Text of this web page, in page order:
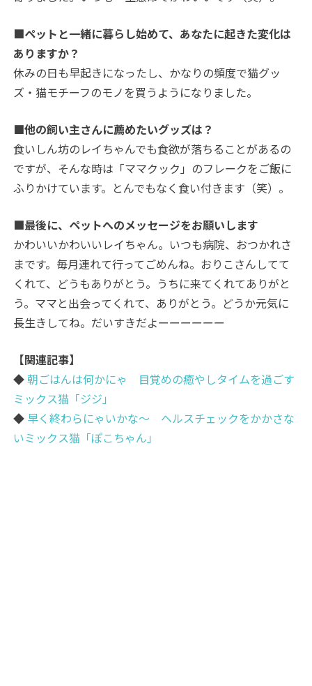
■ペットと一緒に暮らし始めて、あなたに起きた変化は
ありますか？
休みの日も早起きになったし、かなりの頻度で猫グッ
ズ・猫モチーフのモノを買うようになりました。
■他の飼い主さんに薦めたいグッズは？
食いしん坊のレイちゃんでも食欲が落ちることがあるの
ですが、そんな時は「ママクック」のフレークをご飯に
ふりかけています。とんでもなく食い付きます（笑）。
■最後に、ペットへのメッセージをお願いします
かわいいかわいいレイちゃん。いつも病院、おつかれさ
まです。毎月連れて行ってごめんね。おりこさんしてて
くれて、どうもありがとう。うちに来てくれてありがと
う。ママと出会ってくれて、ありがとう。どうか元気に
長生きしてね。だいすきだよーーーーーー
【関連記事】
◆朝ごはんは何かにゃ 目覚めの癒やしタイムを過ごす
ミックス猫「ジジ」
◆ 早く終わらにゃいかな～ ヘルスチェックをかかさな
いミックス猫「ぽこちゃん」